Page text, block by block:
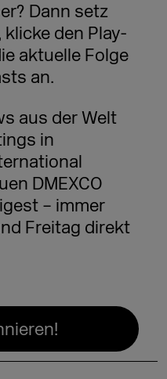
Dann setz
den Play-
aktuelle Folge
an.
aus der Welt
in
DMEXCO
– immer
Freitag direkt